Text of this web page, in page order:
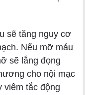
sẽ tăng nguy cơ
Nếu mỡ máu
sẽ lắng đọng
cho nội mạc
viêm tắc động